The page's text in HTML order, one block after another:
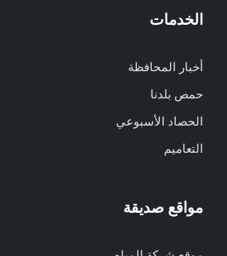
الخدمات
أخبار المحافظة
حمص بلدنا
الحصاد الأسبوعي
التعاميم
مواقع صديقة